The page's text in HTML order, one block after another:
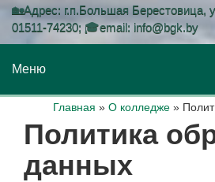
🏡Адрес: г.п.Большая Берестовица,
01511-74230; 🎓email: info@bgk.by
Меню
Главная » О колледже »
Политика
данных